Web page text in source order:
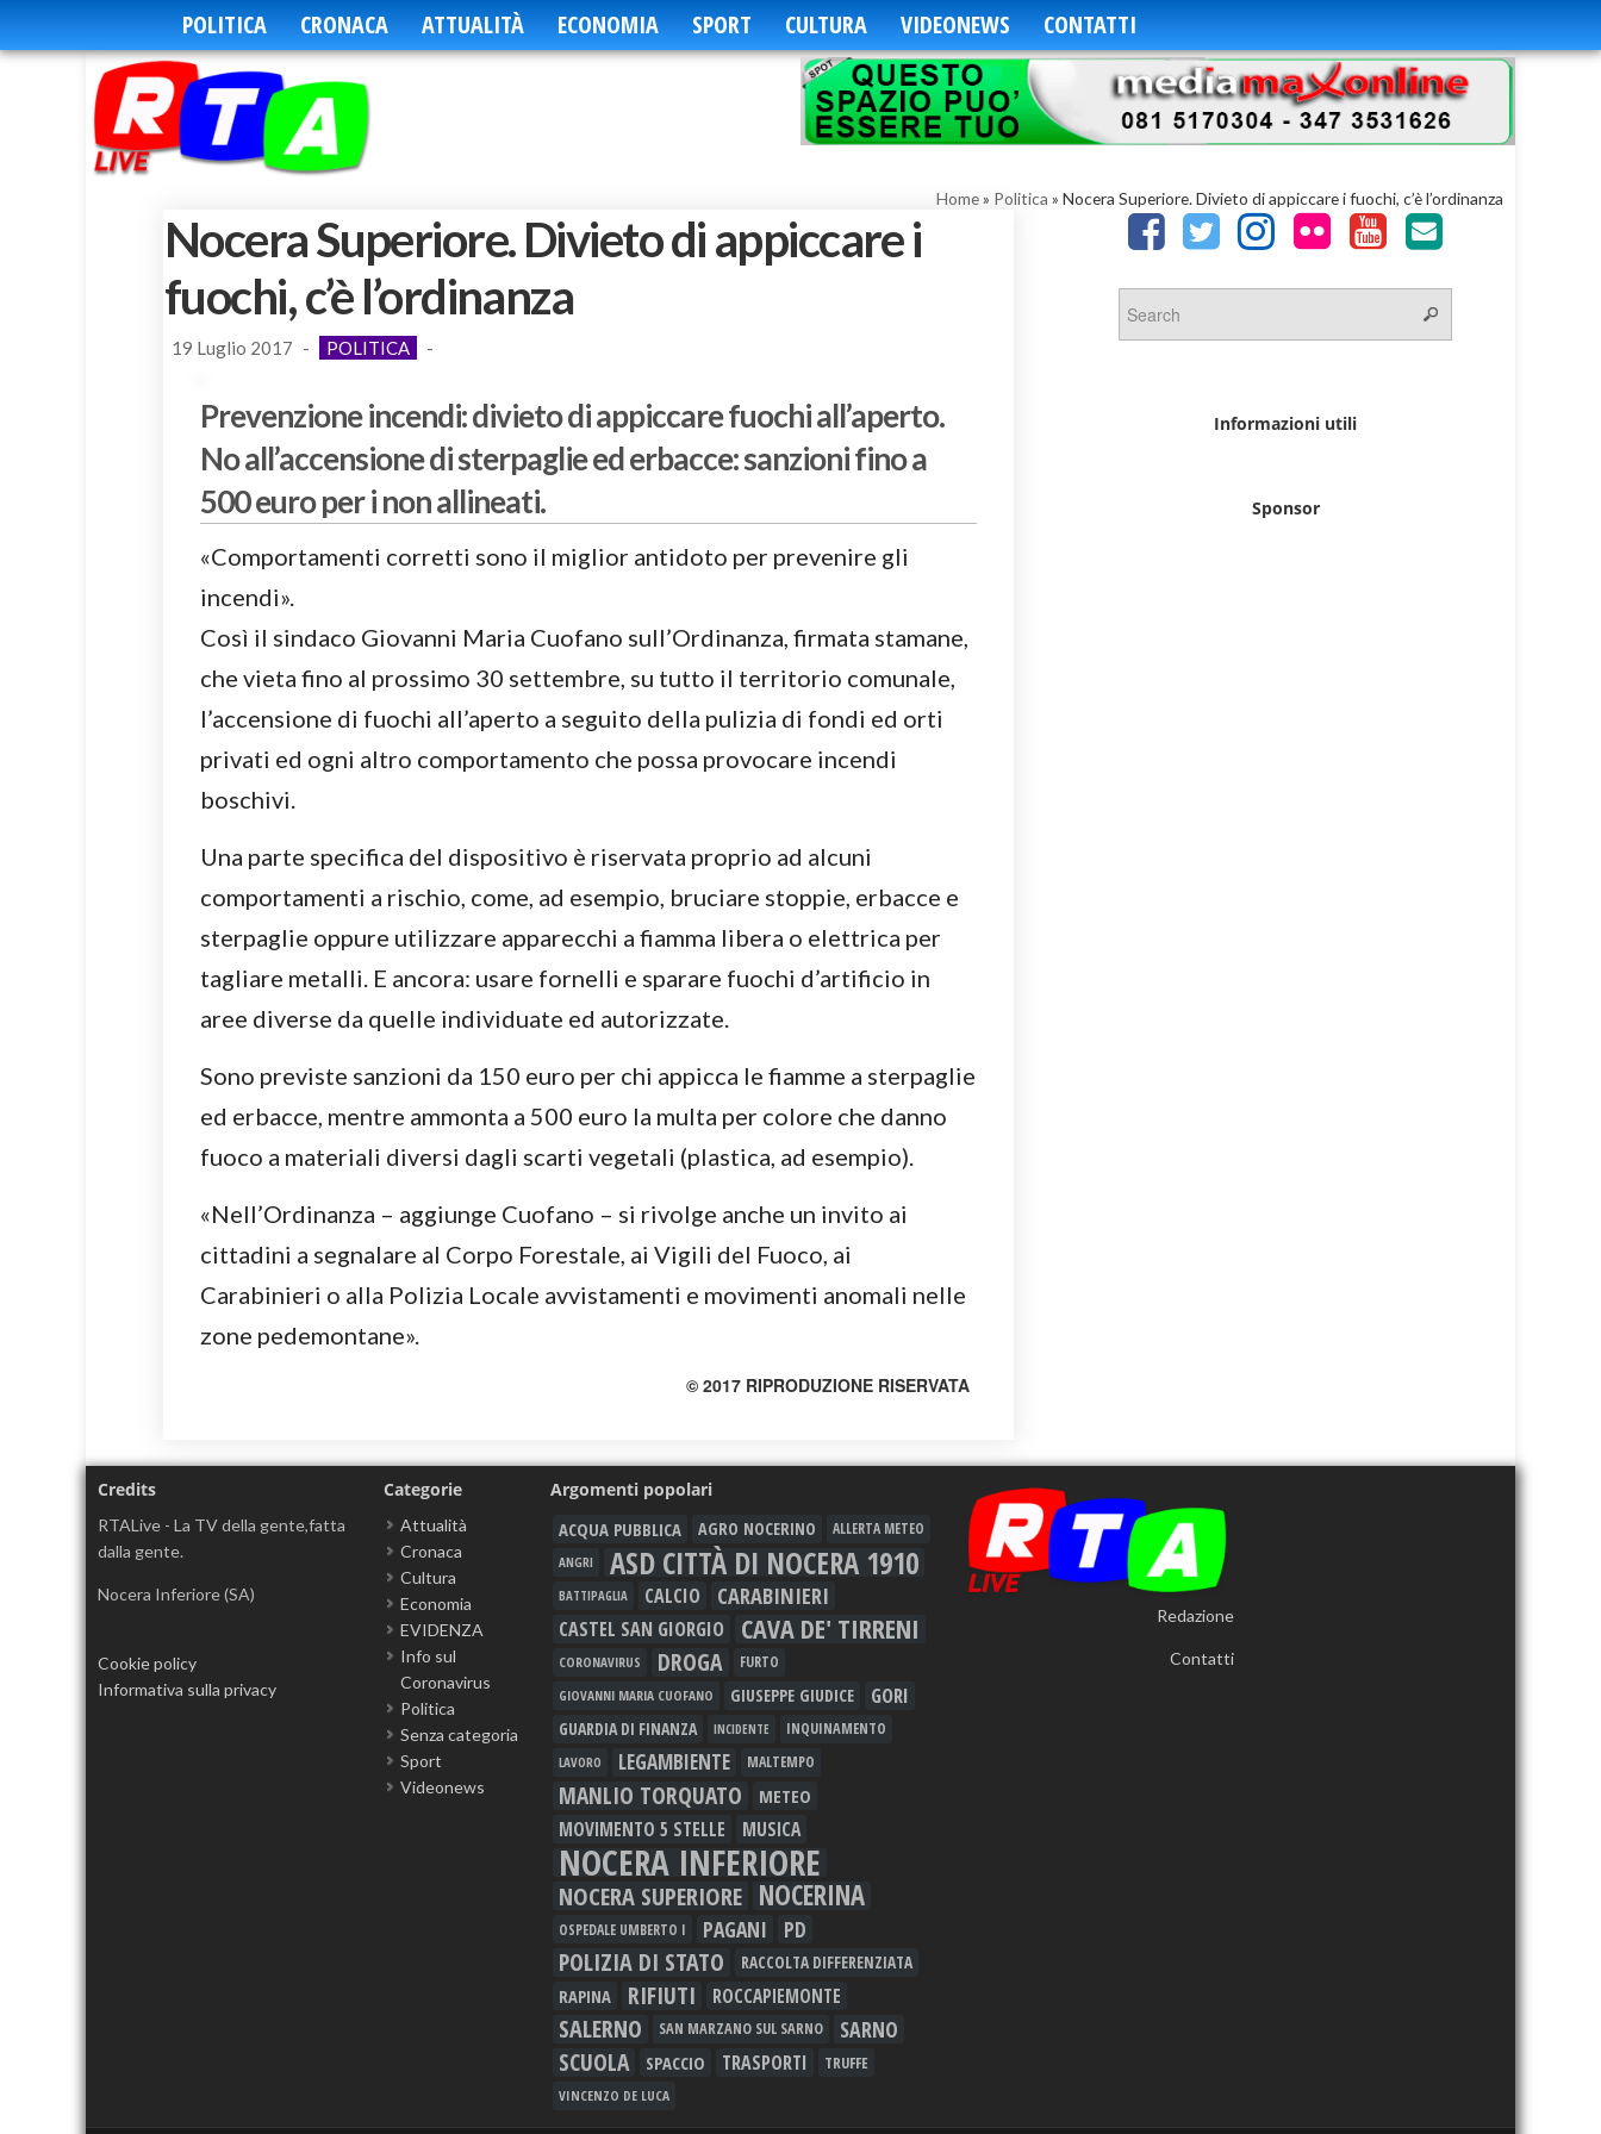
POLITICA CRONACA ATTUALITÀ ECONOMIA SPORT CULTURA VIDEONEWS CONTATTI
Home» Politica » Nocera Superiore. Divieto di appiccare i fuochi, c’è l’ordinanza
Nocera Superiore. Divieto di appiccare i
fuochi, c’è l’ordinanza
19 Luglio 2017 - POLITICA -
Prevenzione incendi: divieto di appiccare fuochi all’aperto.
No all’accensione di sterpaglie ed erbacce: sanzioni fino a
500 euro per i non allineati.
«Comportamenti corretti sono il miglior antidoto per prevenire gli
incendi».
Così il sindaco Giovanni Maria Cuofano sull’Ordinanza, firmata stamane,
che vieta fino al prossimo 30 settembre, su tutto il territorio comunale,
l’accensione di fuochi all’aperto a seguito della pulizia di fondi ed orti
privati ed ogni altro comportamento che possa provocare incendi
boschivi.
Una parte specifica del dispositivo è riservata proprio ad alcuni
comportamenti a rischio, come, ad esempio, bruciare stoppie, erbacce e
sterpaglie oppure utilizzare apparecchi a fiamma libera o elettrica per
tagliare metalli. E ancora: usare fornelli e sparare fuochi d’artificio in
aree diverse da quelle individuate ed autorizzate.
Sono previste sanzioni da 150 euro per chi appicca le fiamme a sterpaglie
ed erbacce, mentre ammonta a 500 euro la multa per colore che danno
fuoco a materiali diversi dagli scarti vegetali (plastica, ad esempio).
«Nell’Ordinanza – aggiunge Cuofano – si rivolge anche un invito ai
cittadini a segnalare al Corpo Forestale, ai Vigili del Fuoco, ai
Carabinieri o alla Polizia Locale avvistamenti e movimenti anomali nelle
zone pedemontane».
© 2017 RIPRODUZIONE RISERVATA
Informazioni utili
Sponsor
Credits
RTALive - La TV della gente,fatta
dalla gente.
Nocera Inferiore (SA)
Cookie policy
Informativa sulla privacy
Categorie
Attualità
Cronaca
Cultura
Economia
EVIDENZA
Info sul
Coronavirus
Politica
Senza categoria
Sport
Videonews
Argomenti popolari
ACQUA PUBBLICA AGRO NOCERINO
ALLERTA METEO
ANGRI
ASD CITTÀ DI NOCERA 1910
BATTIPAGLIA CALCIO CARABINIERI
CASTEL SAN GIORGIO CAVA DE' TIRRENI
CORONAVIRUS DROGA FURTO
GIOVANNI MARIA CUOFANO GIUSEPPE GIUDICE GORI
GUARDIA DI FINANZA INCIDENTE INQUINAMENTO
LAVORO LEGAMBIENTE MALTEMPO
MANLIO TORQUATO METEO
MOVIMENTO 5 STELLE MUSICA
NOCERA INFERIORE
NOCERA SUPERIORE NOCERINA
OSPEDALE UMBERTO I PAGANI PD
POLIZIA DI STATO RACCOLTA DIFFERENZIATA
RAPINA RIFIUTI ROCCAPIEMONTE
SALERNO SAN MARZANO SUL SARNO SARNO
SCUOLA SPACCIO TRASPORTI TRUFFE
VINCENZO DE LUCA
Redazione
Contatti